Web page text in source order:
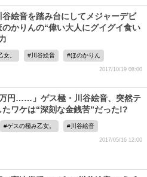
谷絵音を踏み台にしてメジャーデビ
かりんの“偉い大人にグイグイ食い
女。 川谷絵音 ほのかりん
2017/10/19 08:00
万円……」ゲス極・川谷絵音、突然テ
たワケは“深刻な金銭苦”だった!?
ゲスの極み乙女。 川谷絵音
2017/05/16 12:00